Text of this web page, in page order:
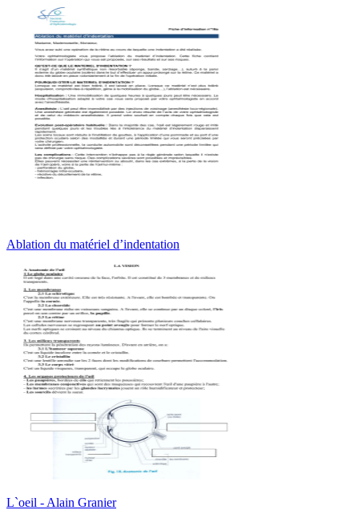
Ablation du matériel d’indentation
L`oeil - Alain Granier